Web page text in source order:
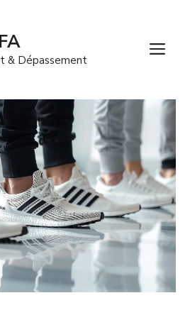
& Dépassement